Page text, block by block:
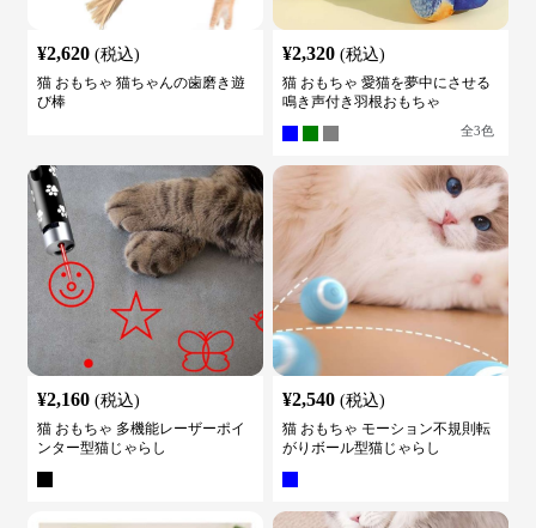
¥2,620 (税込)
猫 おもちゃ 猫ちゃんの歯磨き遊
び棒
¥2,320 (税込)
猫 おもちゃ 愛猫を夢中にさせる
鳴き声付き羽根おもちゃ
全3色
¥2,160 (税込)
猫 おもちゃ 多機能レーザーポイ
ンター型猫じゃらし
¥2,540 (税込)
猫 おもちゃ モーション不規則転
がりボール型猫じゃらし